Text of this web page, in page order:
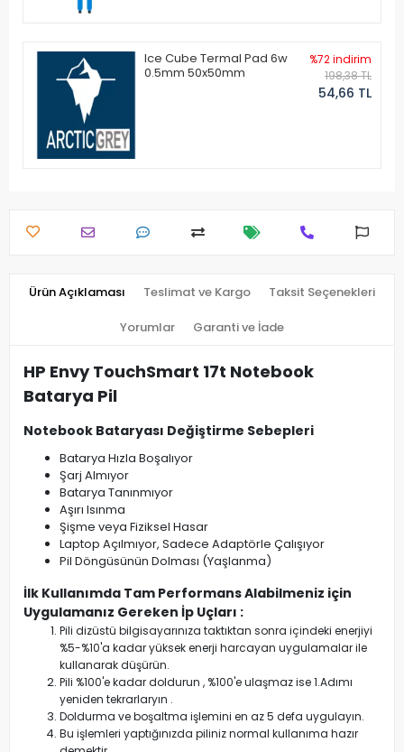
Ice Cube Termal Pad 6w
0.5mm 50x50mm
%72 indirim
198,38 TL
54,66 TL
Ürün Açıklaması Teslimat ve Kargo Taksit Seçenekleri
Yorumlar Garanti ve İade
HP Envy TouchSmart 17t Notebook
Batarya Pil
Notebook Bataryası Değiştirme Sebepleri
Batarya Hızla Boşalıyor
Şarj Almıyor
Batarya Tanınmıyor
Aşırı Isınma
Şişme veya Fiziksel Hasar
Laptop Açılmıyor, Sadece Adaptörle Çalışıyor
Pil Döngüsünün Dolması (Yaşlanma)
İlk Kullanımda Tam Performans Alabilmeniz için
Uygulamanız Gereken İp Uçları :
Pili dizüstü bilgisayarınıza taktıktan sonra içindeki enerjiyi
%5-%10'a kadar yüksek enerji harcayan uygulamalar ile
kullanarak düşürün.
Pili %100'e kadar doldurun , %100'e ulaşmaz ise 1.Adımı
yeniden tekrarlaryın .
Doldurma ve boşaltma işlemini en az 5 defa uygulayın.
Bu işlemleri yaptığınızda piliniz normal kullanıma hazır